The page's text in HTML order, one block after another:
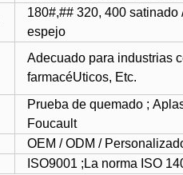
180#,## 320, 400
espejo
Adecuado para industrias
farmacéUticos, Etc.
Prueba de quemado ;
Foucault
OEM / ODM /
ISO9001 ;La norma ISO